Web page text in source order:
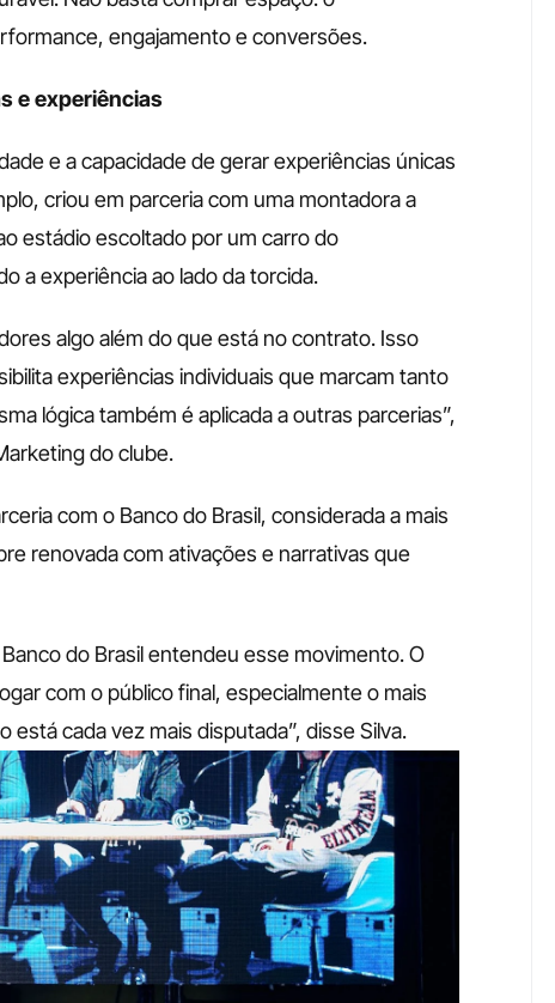
engajamento e conversões.
e experiências
e a capacidade de gerar experiências únicas
criou em parceria com uma montadora a
estádio escoltado por um carro do
a experiência ao lado da torcida.
algo além do que está no contrato. Isso
experiências individuais que marcam tanto
lógica também é aplicada a outras parcerias”,
do clube.
com o Banco do Brasil, considerada a mais
renovada com ativações e narrativas que
do Brasil entendeu esse movimento. O
com o público final, especialmente o mais
cada vez mais disputada”, disse Silva.